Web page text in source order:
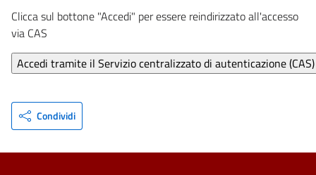
Clicca sul bottone "Accedi" per essere reindirizzato all'accesso
via CAS
Condividi